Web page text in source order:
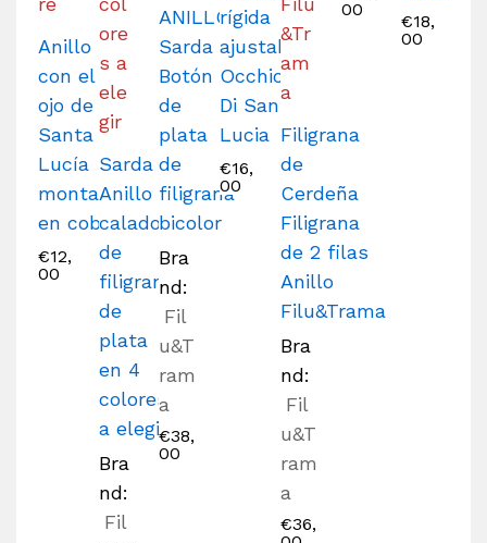
Anillo
con el
ojo de
Santa
Lucía
montado
en cobre
€12,
00
Sarda
Anillo
calado
de
filigrana
de
plata
en 4
colores
a elegir
Bra
nd:
Fil
ANILLO
Sarda
Botón
de
plata
de
filigrana
bicolor
Bra
nd:
Fil
u&T
ram
a
€38,
00
rígida
ajustable
Occhio
Di Santa
Lucia
€16,
00
Filigrana
de
Cerdeña
Filigrana
de 2 filas
Anillo
Filu&Trama
Bra
nd:
Fil
u&T
ram
a
€36,
00
€18,
00